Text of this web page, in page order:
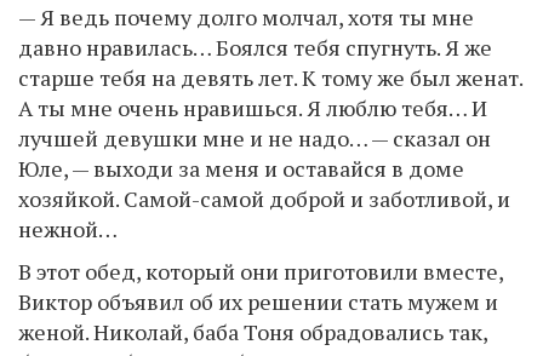
— Я ведь почему долго молчал, хотя ты мне
давно нравилась… Боялся тебя спугнуть. Я же
старше тебя на девять лет. К тому же был женат.
А ты мне очень нравишься. Я люблю тебя… И
лучшей девушки мне и не надо… — сказал он
Юле, — выходи за меня и оставайся в доме
хозяйкой. Самой-самой доброй и заботливой, и
нежной…
В этот обед, который они приготовили вместе,
Виктор объявил об их решении стать мужем и
женой. Николай, баба Тоня обрадовались так,